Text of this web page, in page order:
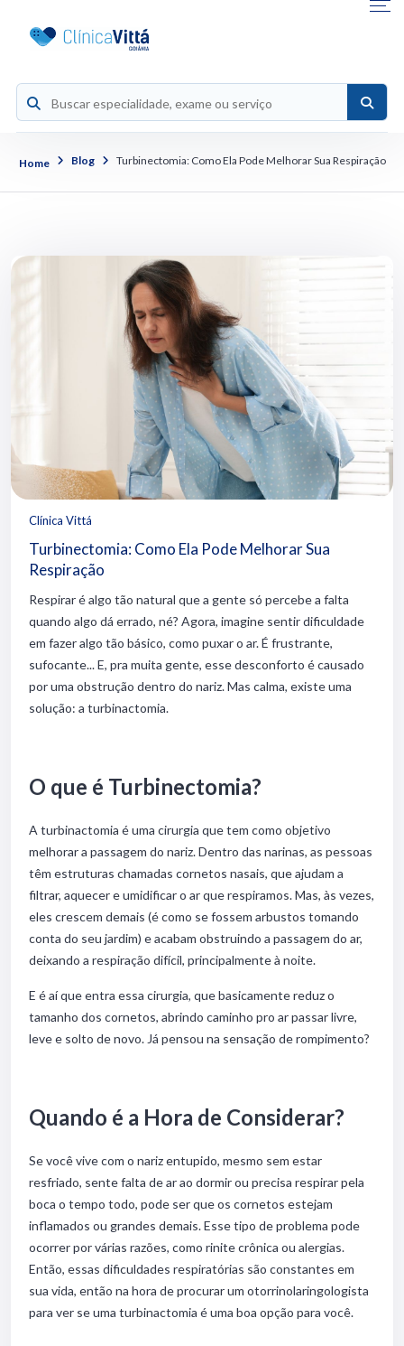
Home Blog Turbinectomia: Como Ela Pode Melhorar Sua Respiração
Clínica Vittá
Turbinectomia: Como Ela Pode Melhorar Sua
Respiração
Respirar é algo tão natural que a gente só percebe a falta
quando algo dá errado, né? Agora, imagine sentir dificuldade
em fazer algo tão básico, como puxar o ar. É frustrante,
sufocante... E, pra muita gente, esse desconforto é causado
por uma obstrução dentro do nariz. Mas calma, existe uma
solução: a turbinactomia.
O que é Turbinectomia?
A turbinactomia é uma cirurgia que tem como objetivo
melhorar a passagem do nariz. Dentro das narinas, as pessoas
têm estruturas chamadas cornetos nasais, que ajudam a
filtrar, aquecer e umidificar o ar que respiramos. Mas, às vezes,
eles crescem demais (é como se fossem arbustos tomando
conta do seu jardim) e acabam obstruindo a passagem do ar,
deixando a respiração difícil, principalmente à noite.
E é aí que entra essa cirurgia, que basicamente reduz o
tamanho dos cornetos, abrindo caminho pro ar passar livre,
leve e solto de novo. Já pensou na sensação de rompimento?
Quando é a Hora de Considerar?
Se você vive com o nariz entupido, mesmo sem estar
resfriado, sente falta de ar ao dormir ou precisa respirar pela
boca o tempo todo, pode ser que os cornetos estejam
inflamados ou grandes demais. Esse tipo de problema pode
ocorrer por várias razões, como rinite crônica ou alergias.
Então, essas dificuldades respiratórias são constantes em
sua vida, então na hora de procurar um otorrinolaringologista
para ver se uma turbinactomia é uma boa opção para você.